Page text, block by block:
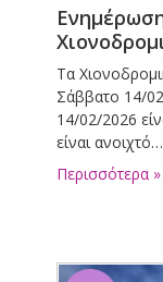
Τα
Σάββατο 14/
14/02/2026
είναι
Περισσότερα »